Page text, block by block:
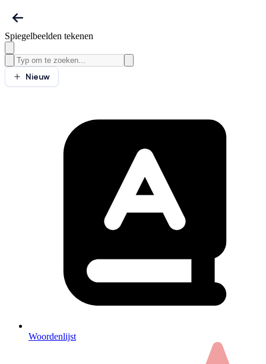
Spiegelbeelden tekenen
Nieuw
Woordenlijst